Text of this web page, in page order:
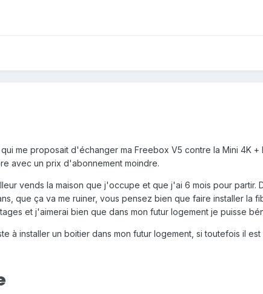
me proposait d'échanger ma Freebox V5 contre la Mini 4K
avec un prix d'abonnement moindre.
vends la maison que j'occupe et que j'ai 6 mois pour
que ça va me ruiner, vous pensez bien que faire installer la
et j'aimerai bien que dans mon futur logement je puisse
à installer un boitier dans mon futur logement, si toutefois il